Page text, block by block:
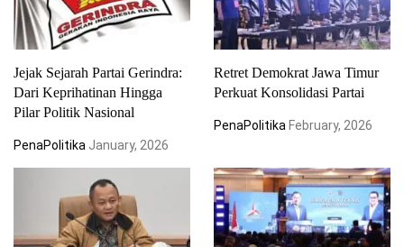
Jejak Sejarah Partai Gerindra:
Dari Keprihatinan Hingga
Pilar Politik Nasional
PenaPolitika January, 2026
Retret Demokrat Jawa Timur
Perkuat Konsolidasi Partai
PenaPolitikaFebruary, 2026